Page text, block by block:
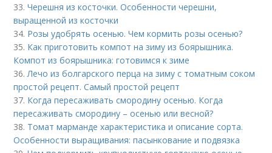
33.Черешня из косточки. Особенности черешни,
выращенной из косточки
34. Розы удобрять осенью. Чем кормить розы осенью?
35. Как приготовить компот на зиму из боярышника.
Компот из боярышника: готовимся к зиме
36.Лечо из болгарского перца на зиму с томатным соком
простой рецепт. Самый простой рецепт
37. Когда пересаживать смородину осенью. Когда
пересаживать смородину – осенью или весной?
38. Томат марманде характеристика и описание сорта.
Особенности выращивания: пасынкование и подвязка